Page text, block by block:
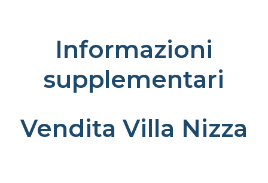
Informazioni
supplementari
Vendita Villa Nizza